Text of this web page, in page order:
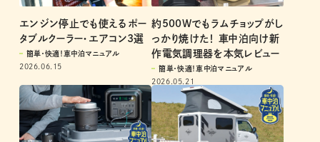
エンジン停止でも使えるポー
タブルクーラー・エアコン3選
簡単・快適！車中泊マニュアル
2026.06.15
約500Wでもラムチョップがし
っかり焼けた！ 車中泊向け新
作電気調理器を本気レビュー
簡単・快適！車中泊マニュアル
2026.05.21